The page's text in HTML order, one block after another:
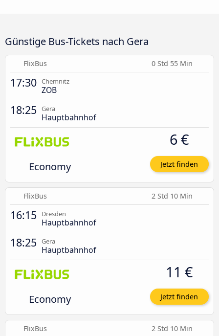
Günstige Bus-Tickets nach Gera
FlixBus 0 Std 55 Min
17:30 Chemnitz
ZOB
18:25 Gera
Hauptbahnhof
Economy
6 €
Jetzt finden
FlixBus 2 Std 10 Min
16:15 Dresden
Hauptbahnhof
18:25 Gera
Hauptbahnhof
Economy
11 €
Jetzt finden
FlixBus 2 Std 10 Min